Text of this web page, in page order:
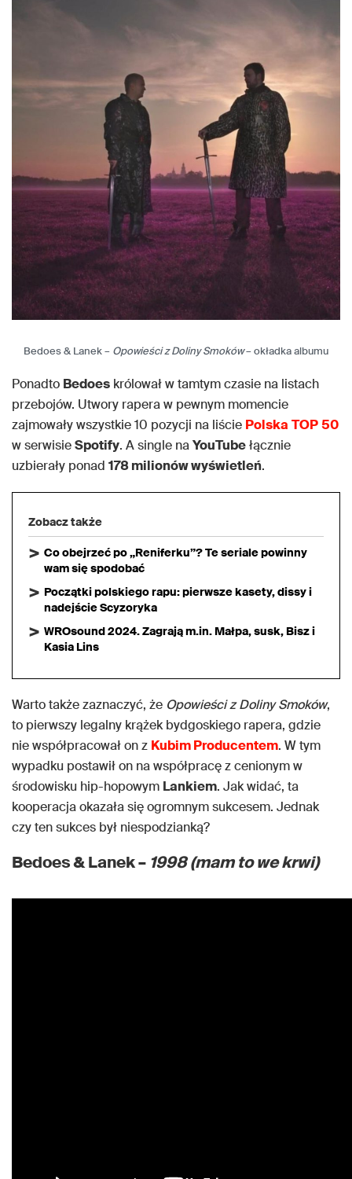
Bedoes & Lanek – Opowieści z Doliny Smoków– okładka albumu
Ponadto Bedoes królował w tamtym czasie na listach
przebojów. Utwory rapera w pewnym momencie
zajmowały wszystkie 10 pozycji na liście Polska TOP50
w serwisieSpotify. A single naYouTubełącznie
uzbierały ponad 178 milionów wyświetleń.
Zobacz także
Co obejrzeć po „Reniferku”? Te seriale powinny
wam się spodobać
Początki polskiego rapu: pierwsze kasety, dissy i
nadejście Scyzoryka
WROsound 2024. Zagrają m.in. Małpa, susk, Bisz i
Kasia Lins
Warto także zaznaczyć, że Opowieści z Doliny Smoków,
to pierwszy legalny krążek bydgoskiego rapera, gdzie
nie współpracował on z Kubim Producentem. W tym
wypadku postawił on na współpracę z cenionym w
środowisku hip-hopowym Lankiem. Jak widać, ta
kooperacja okazała się ogromnym sukcesem. Jednak
czy ten sukces był niespodzianką?
Bedoes & Lanek – 1998 (mam to we krwi)